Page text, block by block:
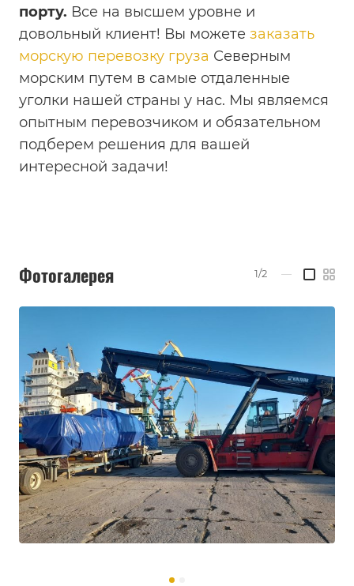
порту. Все на высшем уровне и
довольный клиент! Вы можете заказать
морскую перевозку груза Северным
морским путем в самые отдаленные
уголки нашей страны у нас. Мы являемся
опытным перевозчиком и обязательном
подберем решения для вашей
интересной задачи!
Фотогалерея 1/2 —